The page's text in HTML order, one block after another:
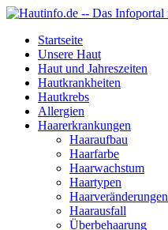
Startseite
Unsere Haut
Haut und Jahreszeiten
Hautkrankheiten
Hautkrebs
Allergien
Haarerkrankungen
Haaraufbau
Haarfarbe
Haarwachstum
Haartypen
Haarveränderungen
Haarausfall
Überbehaarung